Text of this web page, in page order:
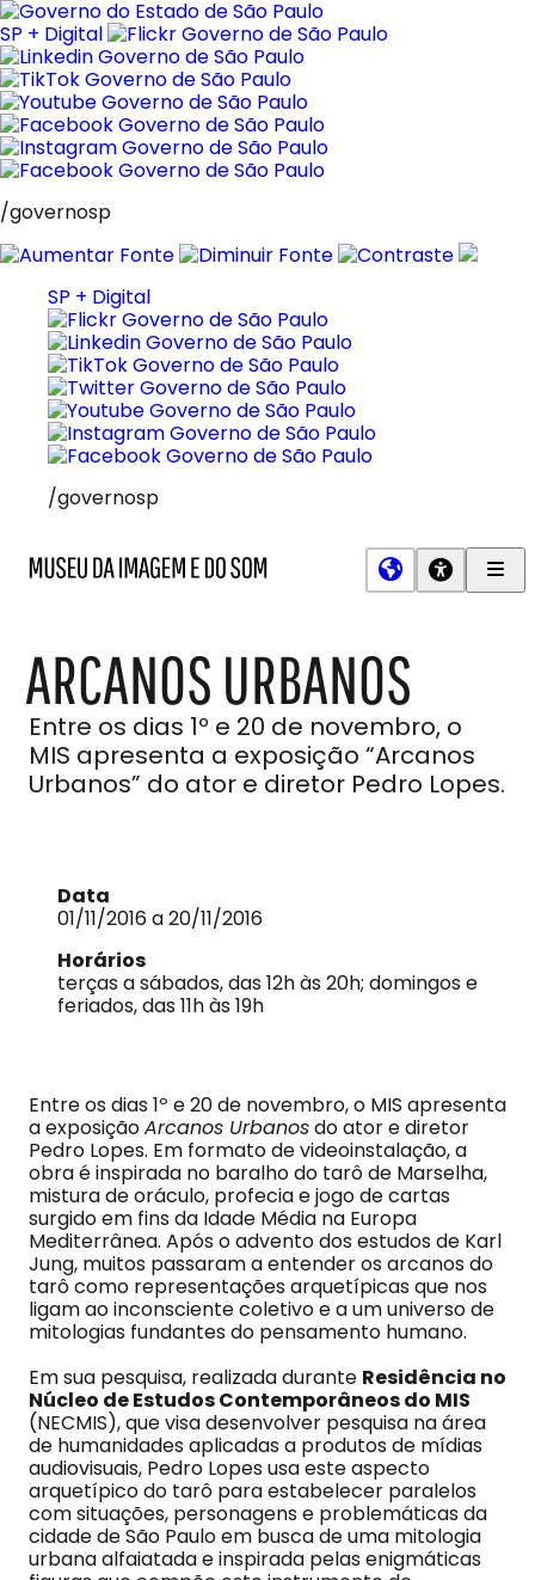
Pular
para
o
conteúdo
SP + Digital
/governosp
SP + Digital
/governosp
e
do
Som
ARCANOS URBANOS
Entre os dias 1º e 20 de novembro, o
MIS apresenta a exposição “Arcanos
Urbanos” do ator e diretor Pedro Lopes.
Data
01/11/2016 a 20/11/2016
Horários
terças a sábados, das 12h às 20h; domingos e
feriados, das 11h às 19h
Entre os dias 1º e 20 de novembro, o MIS apresenta
a exposiçãoArcanos Urbanosdo ator e diretor
Pedro Lopes. Em formato de videoinstalação, a
obra é inspirada no baralho do tarô de Marselha,
mistura de oráculo, profecia e jogo de cartas
surgido em fins da Idade Média na Europa
Mediterrânea. Após o advento dos estudos de Karl
Jung, muitos passaram a entender os arcanos do
tarô como representações arquetípicas que nos
ligam ao inconsciente coletivo e a um universo de
mitologias fundantes do pensamento humano.
Em sua pesquisa, realizada durante Residência no
Núcleo de Estudos Contemporâneos do MIS
(NECMIS), que visa desenvolver pesquisa na área
de humanidades aplicadas a produtos de mídias
audiovisuais, Pedro Lopes usa este aspecto
arquetípico do tarô para estabelecer paralelos
com situações, personagens e problemáticas da
cidade de São Paulo em busca de uma mitologia
urbana alfaiatada e inspirada pelas enigmáticas